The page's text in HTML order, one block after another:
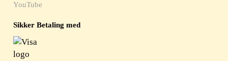
YouTube
Sikker Betaling med